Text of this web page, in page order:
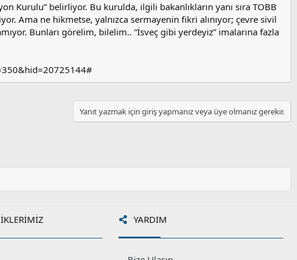
belirliyor. Bu kurulda, ilgili bakanlıkların yanı sıra TOBB
Ama ne hikmetse, yalnızca sermayenin fikri alınıyor; çevre sivil
Bunları görelim, bilelim.. “İsveç gibi yerdeyiz” imalarına fazla
Yanıt yazmak için giriş yapmanız veya üye olmanız gerekir.
YARDIM